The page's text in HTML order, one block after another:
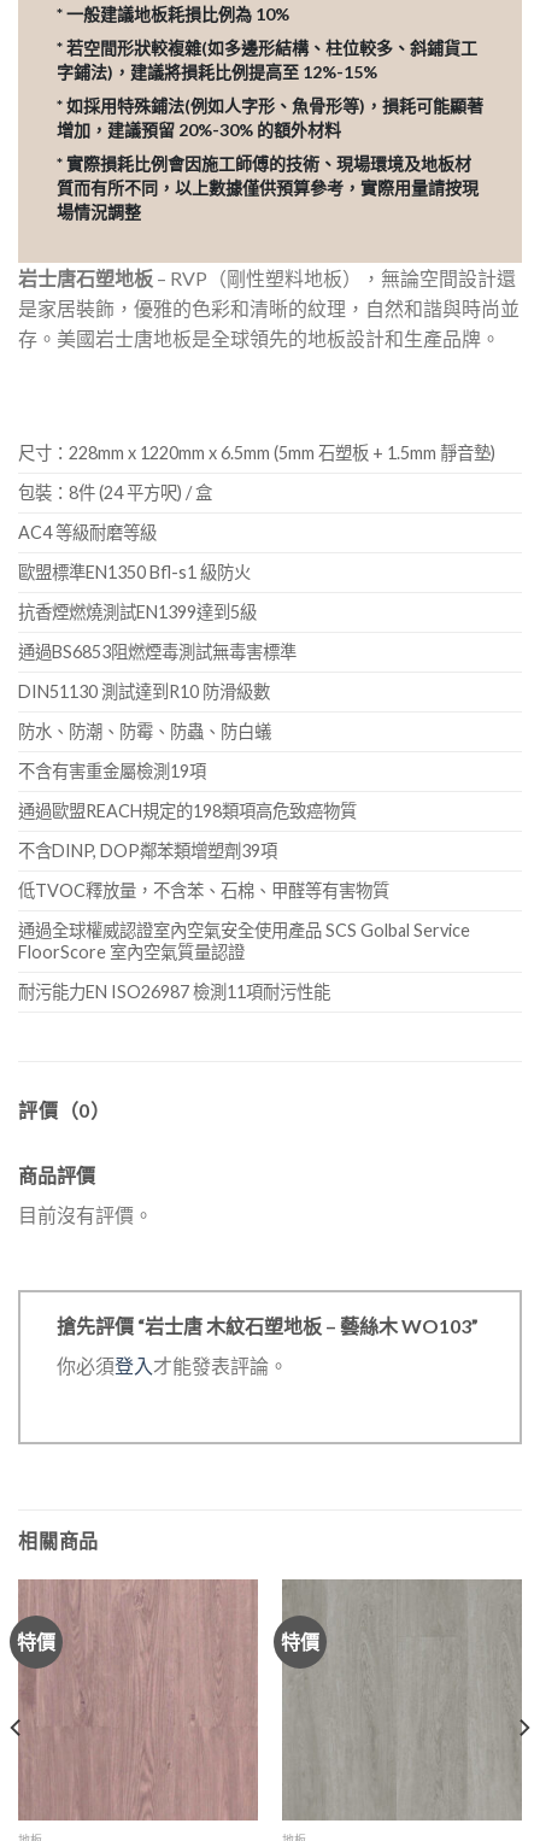
* 一般建議地板耗損比例為 10%
* 若空間形狀較複雜(如多邊形結構、柱位較多、斜鋪貨工
字鋪法)，建議將損耗比例提高至 12%-15%
* 如採用特殊鋪法(例如人字形、魚骨形等)，損耗可能顯著
增加，建議預留 20%-30% 的額外材料
* 實際損耗比例會因施工師傅的技術、現場環境及地板材
質而有所不同，以上數據僅供預算參考，實際用量請按現
場情況調整
岩士唐石塑地板 – RVP（剛性塑料地板），無論空間設計還
是家居裝飾，優雅的色彩和清晰的紋理，自然和諧與時尚並
存。美國岩士唐地板是全球領先的地板設計和生產品牌。
尺寸：228mm x 1220mm x 6.5mm (5mm 石塑板 + 1.5mm 靜音墊)
包裝：8件 (24 平方呎) / 盒
AC4 等級耐磨等級
歐盟標準EN1350 Bfl-s1 級防火
抗香煙燃燒測試EN1399達到5級
通過BS6853阻燃煙毒測試無毒害標準
DIN51130 測試達到R10 防滑級數
防水、防潮、防霉、防蟲、防白蟻
不含有害重金屬檢測19項
通過歐盟REACH規定的198類項高危致癌物質
不含DINP, DOP鄰苯類增塑劑39項
低TVOC釋放量，不含苯、石棉、甲醛等有害物質
通過全球權威認證室內空氣安全使用產品 SCS Golbal Service
FloorScore 室內空氣質量認證
耐污能力EN ISO26987 檢測11項耐污性能
評價（0）
商品評價
目前沒有評價。
搶先評價 “岩士唐 木紋石塑地板 – 藝絲木 WO103”
你必須登入才能發表評論。
相關商品
特價 特價